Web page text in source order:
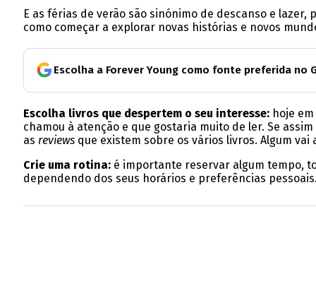
E as férias de verão são sinónimo de descanso e
como começar a explorar novas histórias e novos
Escolha a Forever Young como fonte preferida no
Escolha livros que despertem o seu interesse:hoje em
chamou à atenção e que gostaria muito de ler. Se
as reviews que existem sobre os vários livros. Algum
Crie uma rotina:é importante reservar algum tempo,
dependendo dos seus horários e preferências